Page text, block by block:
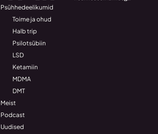
Psühhedeelikumid
Toime ja ohud
Halb trip
Psilotsübiin
LSD
Ketamiin
MDMA
DMT
Meist
Podcast
Uudised